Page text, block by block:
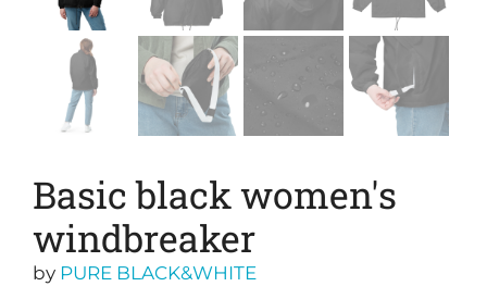
Basic black women's
windbreaker
by PURE BLACK&WHITE